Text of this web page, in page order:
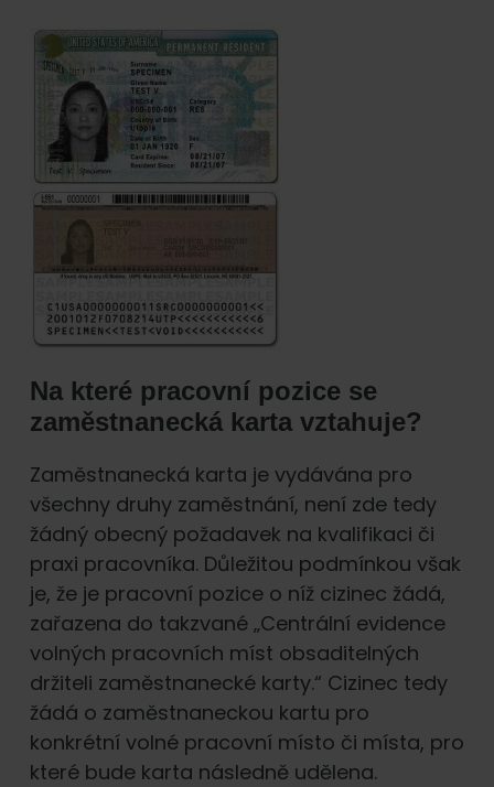
Na které pracovní pozice se
zaměstnanecká karta vztahuje?
Zaměstnanecká karta je vydávána pro
všechny druhy zaměstnání, není zde tedy
žádný obecný požadavek na kvalifikaci či
praxi pracovníka. Důležitou podmínkou však
je, že je pracovní pozice o níž cizinec žádá,
zařazena do takzvané „Centrální evidence
volných pracovních míst obsaditelných
držiteli zaměstnanecké karty.“ Cizinec tedy
žádá o zaměstnaneckou kartu pro
konkrétní volné pracovní místo či místa, pro
které bude karta následně udělena.